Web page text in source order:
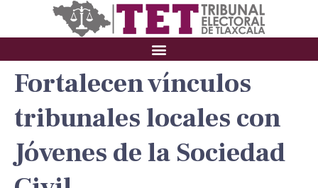
Fortalecen vínculos
tribunales locales con
Jóvenes de la Sociedad